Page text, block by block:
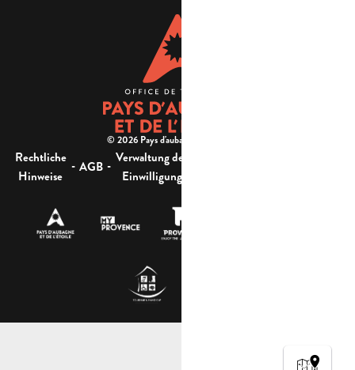
© 2026 Pays d'aubagne et de l'étoile -
Rechtliche
Hinweise
- AGB - Verwaltung der
Einwilligung